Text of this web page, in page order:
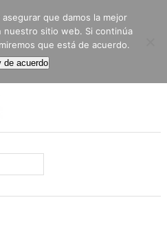
que damos la mejor
nuestro sitio web. Si continúa
que está de acuerdo.
de acuerdo